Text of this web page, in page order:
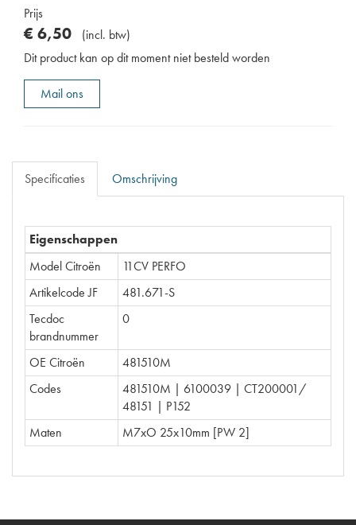
Prijs
€ 6,50 (incl. btw)
Dit product kan op dit moment niet besteld worden
Mail ons
Specificaties Omschrijving
Eigenschappen
Model Citroën
11CV PERFO
Artikelcode JF
481.671-S
Tecdoc
brandnummer
0
OE Citroën
481510M
Codes
481510M | 6100039 | CT200001/
48151 | P152
Maten
M7xO 25x10mm [PW 2]